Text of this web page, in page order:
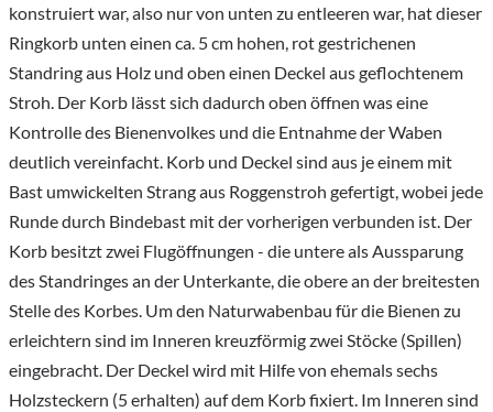
konstruiert war, also nur von unten zu entleeren war, hat dieser
Ringkorb unten einen ca. 5 cm hohen, rot gestrichenen
Standring aus Holz und oben einen Deckel aus geflochtenem
Stroh. Der Korb lässt sich dadurch oben öffnen was eine
Kontrolle des Bienenvolkes und die Entnahme der Waben
deutlich vereinfacht. Korb und Deckel sind aus je einem mit
Bast umwickelten Strang aus Roggenstroh gefertigt, wobei jede
Runde durch Bindebast mit der vorherigen verbunden ist. Der
Korb besitzt zwei Flugöffnungen - die untere als Aussparung
des Standringes an der Unterkante, die obere an der breitesten
Stelle des Korbes. Um den Naturwabenbau für die Bienen zu
erleichtern sind im Inneren kreuzförmig zwei Stöcke (Spillen)
eingebracht. Der Deckel wird mit Hilfe von ehemals sechs
Holzsteckern (5 erhalten) auf dem Korb fixiert. Im Inneren sind